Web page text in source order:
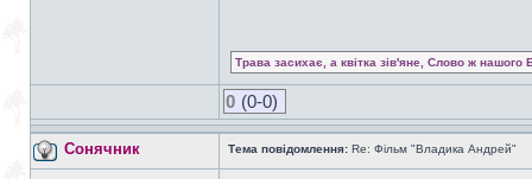
Трава засихає, а квітка зів'яне, Слово ж нашого
0 (0-0)
Сонячник Тема повідомлення: Re: Фільм "Владика Андрей"